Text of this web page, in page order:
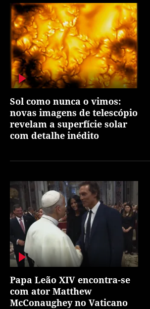
Sol como nunca o vimos:
novas imagens de telescópio
revelam a superfície solar
com detalhe inédito
Papa Leão XIV encontra-se
com ator Matthew
McConaughey no Vaticano